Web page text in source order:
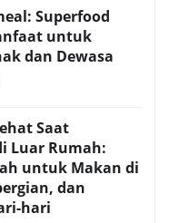
Superfood
untuk
dan Dewasa
Saat
Luar Rumah:
untuk Makan di
dan
hari